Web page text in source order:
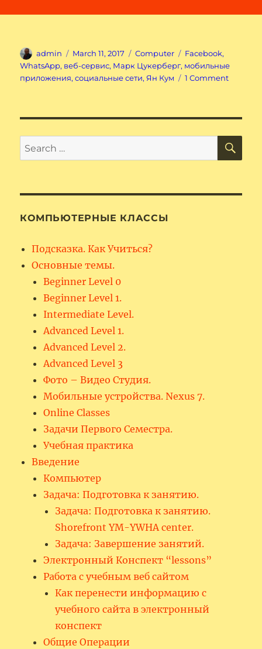
Author
admin
Posted
on
March 11, 2017 Categories
Computer Tags
Facebook,
WhatsApp, веб-сервис, Марк Цукерберг, мобильные
приложения,социальные сети,Ян Кум 1 Commenton
Search
for:
КОМПЬЮТЕРНЫЕ КЛАССЫ
Подсказка. Как Учиться?
Основные темы.
Beginner Level 0
Beginner Level 1.
Intermediate Level.
Advanced Level 1.
Advanced Level 2.
Advanced Level 3
Фото – Видео Студия.
Мобильные устройства. Nexus 7.
Online Classes
Задачи Первого Семестра.
Учебная практика
Введение
Компьютер
Задача: Подготовка к занятию.
Задача: Подготовка к занятию.
Shorefront YM-YWHA center.
Задача: Завершение занятий.
Электронный Конспект “lessons”
Работа с учебным веб сайтом
Как перенести информацию с
учебного сайта в электронный
конспект
Общие Операции